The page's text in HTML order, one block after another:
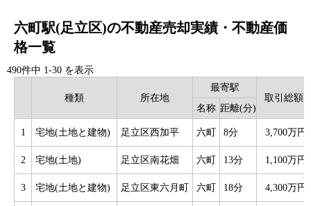
六町駅(足立区)の不動産売却実績・不動産価
格一覧
490件中 1-30 を表示
種類 所在地
最寄駅
取引総額
名称 距離(分)
1 宅地(土地と建物) 足立区西加平 六町 8分 3,700万円
2 宅地(土地) 足立区南花畑 六町 13分 1,100万円
3 宅地(土地と建物) 足立区東六月町 六町 18分 4,300万円